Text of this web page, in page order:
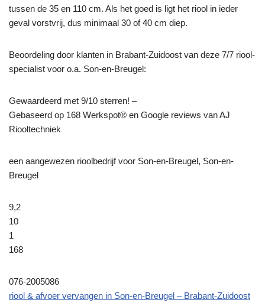
tussen de 35 en 110 cm. Als het goed is ligt het riool in ieder
geval vorstvrij, dus minimaal 30 of 40 cm diep.
Beoordeling door klanten in Brabant-Zuidoost van deze 7/7 riool-
specialist voor o.a. Son-en-Breugel:
Gewaardeerd met 9/10 sterren! –
Gebaseerd op 168 Werkspot® en Google reviews van AJ
Riooltechniek
een aangewezen rioolbedrijf voor Son-en-Breugel, Son-en-
Breugel
9,2
10
1
168
076-2005086
riool & afvoer vervangen in Son-en-Breugel – Brabant-Zuidoost